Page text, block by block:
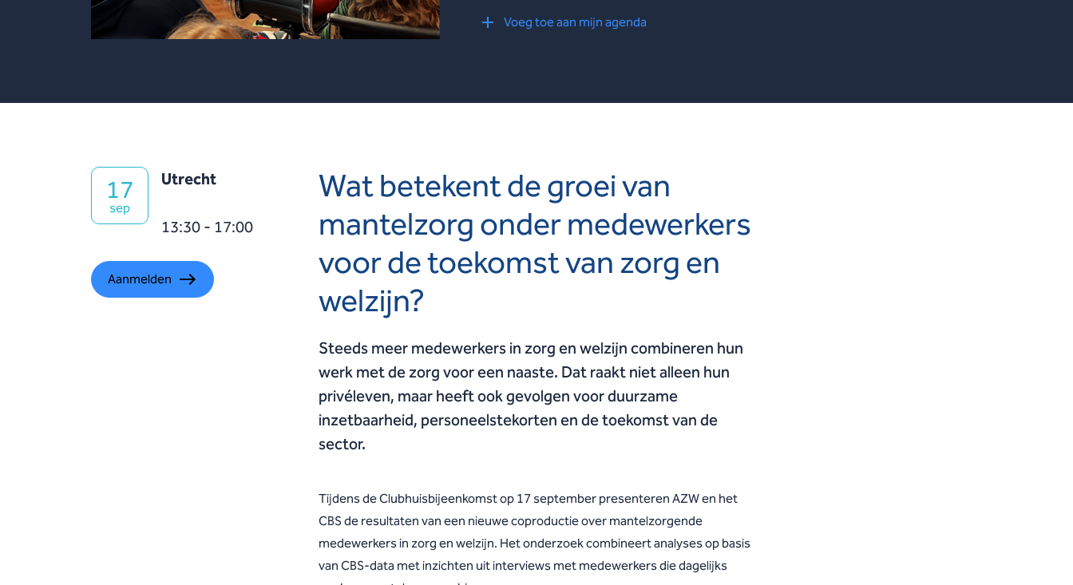
Voeg toe aan mijn agenda
17
sep
Utrecht
13:30 - 17:00
Aanmelden
Wat betekent de groei van
mantelzorg onder medewerkers
voor de toekomst van zorg en
welzijn?
Steeds meer medewerkers in zorg en welzijn combineren hun
werk met de zorg voor een naaste. Dat raakt niet alleen hun
privéleven, maar heeft ook gevolgen voor duurzame
inzetbaarheid, personeelstekorten en de toekomst van de
sector.
Tijdens de Clubhuisbijeenkomst op 17 september presenteren AZW en het
CBS de resultaten van een nieuwe coproductie over mantelzorgende
medewerkers in zorg en welzijn. Het onderzoek combineert analyses op basis
van CBS-data met inzichten uit interviews met medewerkers die dagelijks